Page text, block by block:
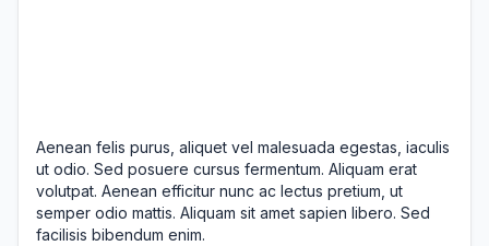
Aenean felis purus, aliquet vel malesuada egestas, iaculis
ut odio. Sed posuere cursus fermentum. Aliquam erat
volutpat. Aenean efficitur nunc ac lectus pretium, ut
semper odio mattis. Aliquam sit amet sapien libero. Sed
facilisis bibendum enim.